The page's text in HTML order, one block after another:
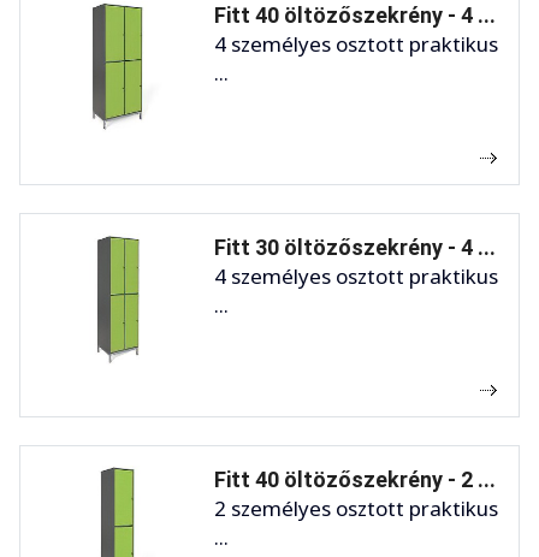
Fitt 40 öltözőszekrény - 4 ...
4 személyes osztott praktikus
...
Fitt 30 öltözőszekrény - 4 ...
4 személyes osztott praktikus
...
Fitt 40 öltözőszekrény - 2 ...
2 személyes osztott praktikus
...